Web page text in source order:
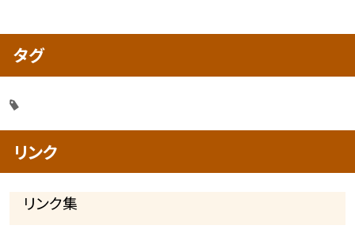
タグ
リンク
リンク集